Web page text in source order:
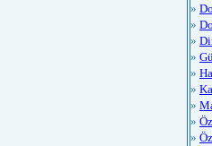
»
»
»
»
»
»
»
»
»